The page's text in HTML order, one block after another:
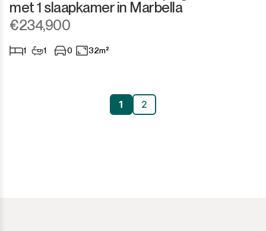
met 1 slaapkamer in Marbella
€234,900
1 1 0 32m²
1 2